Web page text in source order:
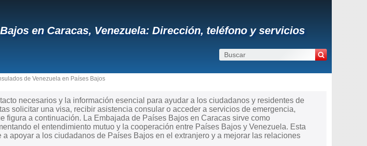
en Caracas, Venezuela: Dirección, teléfono y servicios
de Venezuela en Países Bajos
necesarios y la información esencial para ayudar a los ciudadanos y residentes de
solicitar una visa, recibir asistencia consular o acceder a servicios de emergencia,
figura a continuación. La Embajada de Países Bajos en Caracas sirve como
el entendimiento mutuo y la cooperación entre Países Bajos y Venezuela. Esta
apoyar a los ciudadanos de Países Bajos en el extranjero y a mejorar las relaciones